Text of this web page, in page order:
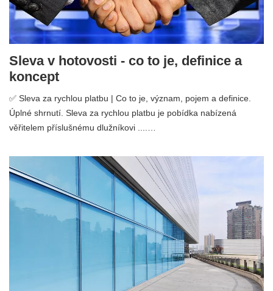
Sleva v hotovosti - co to je, definice a
koncept
✅ Sleva za rychlou platbu | Co to je, význam, pojem a definice.
Úplné shrnutí. Sleva za rychlou platbu je pobídka nabízená
věřitelem příslušnému dlužníkovi ....…